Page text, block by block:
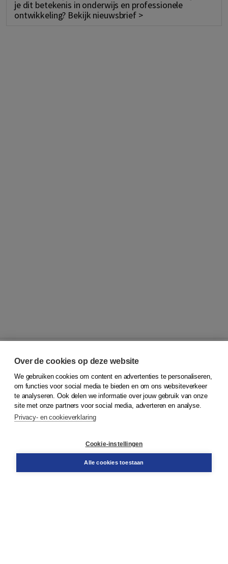
je dit betekenis in onderwijs en professionele
ontwikkeling? Bekijk nieuwsbrief >
© 2026Koninklijke Boom uitgevers
Klantenservice
Service & informatie
Contact
Over de cookies op deze website
We gebruiken cookies om content en advertenties te personaliseren,
om functies voor social media te bieden en om ons websiteverkeer
te analyseren. Ook delen we informatie over jouw gebruik van onze
site met onze partners voor social media, adverteren en analyse.
Privacy- en cookieverklaring
Cookie-instellingen
Alle cookies toestaan